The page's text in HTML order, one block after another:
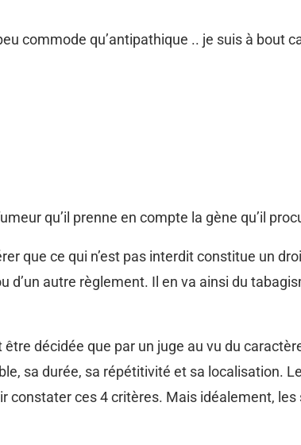
commode qu’antipathique .. je suis à bout
qu’il prenne en compte la gène qu’il
que ce qui n’est pas interdit constitue un
d’un autre règlement. Il en va ainsi du
être décidée que par un juge au vu du
sa durée, sa répétitivité et sa localisation.
constater ces 4 critères. Mais idéalement, les